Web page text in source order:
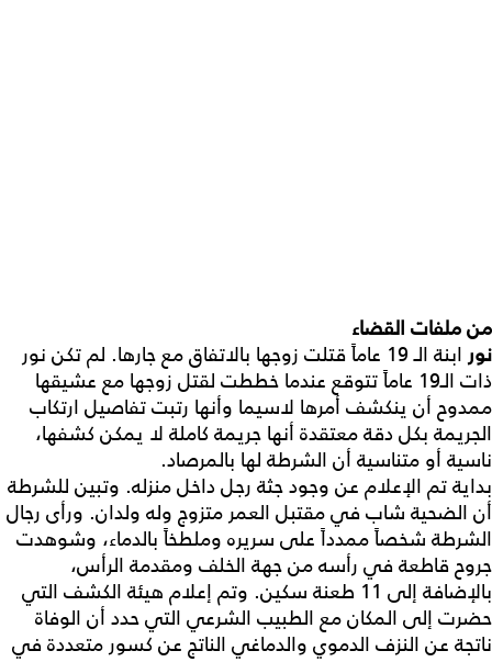
من ملفات القضاء
نور
ابنة الـ 19 عاماً قتلت زوجها بالاتفاق مع جارها. لم تكن نور
ذات الـ19 عاماً تتوقع عندما خططت لقتل زوجها مع عشيقها
ممدوح أن ينكشف أمرها لاسيما وأنها رتبت تفاصيل ارتكاب
الجريمة بكل دقة معتقدة أنها جريمة كاملة لا يمكن كشفها،
ناسية أو متناسية أن الشرطة لها بالمرصاد.
بداية تم الإعلام عن وجود جثة رجل داخل منزله. وتبين للشرطة
أن الضحية شاب في مقتبل العمر متزوج وله ولدان.‏ ورأى رجال
الشرطة شخصاً ممدداً على سريره وملطخاً بالدماء، وشوهدت
جروح قاطعة في رأسه من جهة الخلف ومقدمة الرأس،
بالإضافة إلى 11 طعنة سكين. وتم إعلام هيئة الكشف التي
حضرت إلى المكان مع الطبيب الشرعي التي حدد أن الوفاة
ناتجة عن النزف الدموي والدماغي الناتج عن كسور متعددة في